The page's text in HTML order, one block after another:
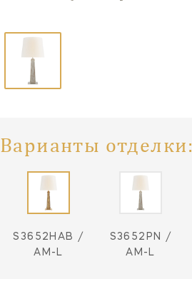
Варианты отделки:
S3652HAB /
AM-L
S3652PN /
AM-L